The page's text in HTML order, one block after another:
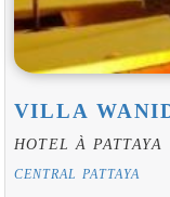
VILLA
HOTEL À PATTAYA
CENTRAL PATTAYA